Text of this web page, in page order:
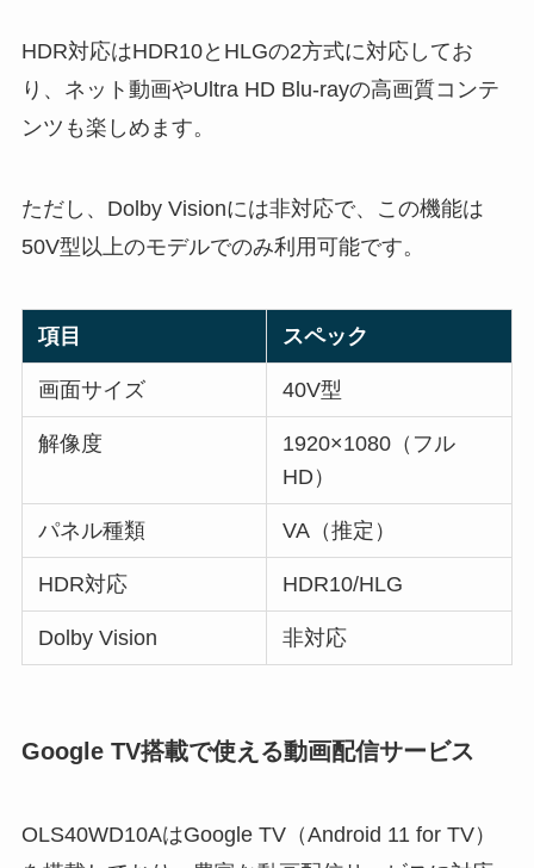
HDR対応はHDR10とHLGの2方式に対応してお
り、ネット動画やUltra HD Blu-rayの高画質コンテ
ンツも楽しめます。
ただし、Dolby Visionには非対応で、この機能は
50V型以上のモデルでのみ利用可能です。
項目 スペック
画面サイズ 40V型
解像度
1920×1080（フル
HD）
パネル種類 VA（推定）
HDR対応 HDR10/HLG
Dolby Vision 非対応
Google TV搭載で使える動画配信サービス
OLS40WD10AはGoogle TV（Android 11 for TV）